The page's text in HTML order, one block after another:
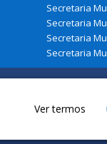
Secretaria
Secretaria
Secretaria
Secretaria
à Prefeitura
Ver termos